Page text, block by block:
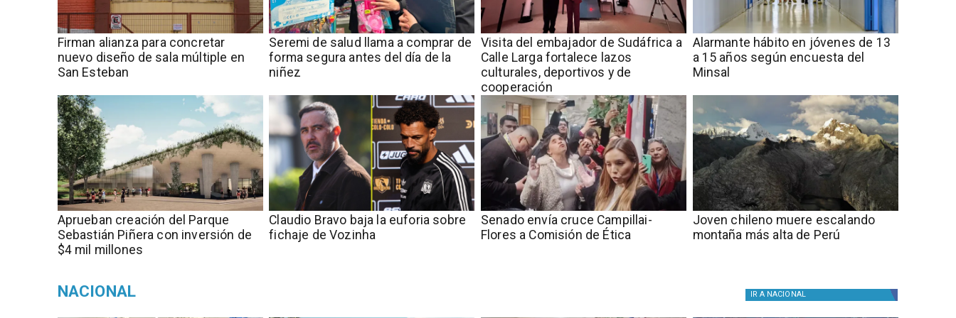
​​Firman alianza para concretar
nuevo diseño de sala múltiple en
San Esteban
​​Seremi de salud llama a comprar de
forma segura antes del día de la
niñez
​Visita del embajador de Sudáfrica a
Calle Larga fortalece lazos
culturales, deportivos y de
cooperación
Alarmante hábito en jóvenes de 13
a 15 años según encuesta del
Minsal
Aprueban creación del Parque
Sebastián Piñera con inversión de
$4 mil millones
Claudio Bravo baja la euforia sobre
fichaje de Vozinha
Senado envía cruce Campillai-
Flores a Comisión de Ética
Joven chileno muere escalando
montaña más alta de Perú
NACIONAL IR A NACIONAL